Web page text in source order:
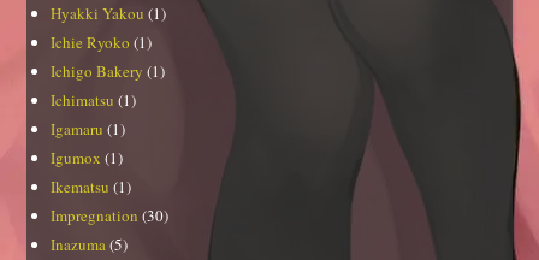
Hyakki Yakou (1)
Ichie Ryoko (1)
Ichigo Bakery (1)
Ichimatsu (1)
Igamaru (1)
Igumox (1)
Ikematsu (1)
Impregnation (30)
Inazuma(5)